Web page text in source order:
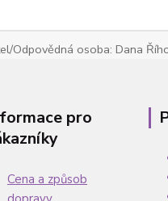
Odpovědná osoba: Dana
pro
Cena a způsob